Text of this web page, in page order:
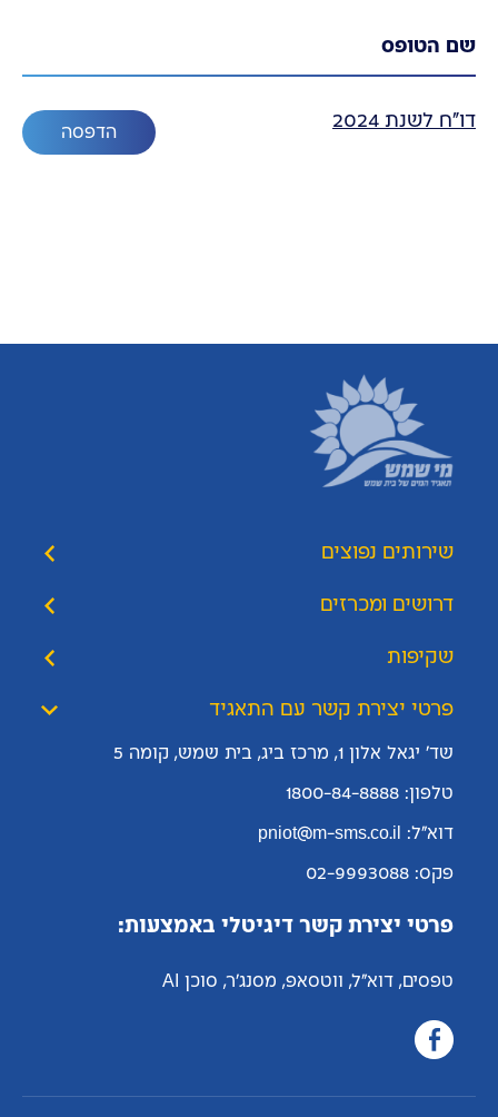
שם הטופס
דו"ח לשנת 2024
הדפסה
שירותים נפוצים
דרושים ומכרזים
שקיפות
פרטי יצירת קשר עם התאגיד
שד' יגאל אלון 1, מרכז ביג, בית שמש, קומה 5
טלפון: 1800-84-8888
דוא"ל: pniot@m-sms.co.il
פקס: 02-9993088
פרטי יצירת קשר דיגיטלי באמצעות:
טפסים, דוא"ל, ווטסאפ, מסנג'ר, סוכן AI